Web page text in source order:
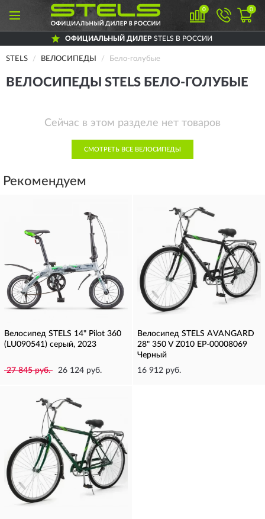
0 0
ОФИЦИАЛЬНЫЙ ДИЛЕР STELS В РОССИИ
STELS ВЕЛОСИПЕДЫ Бело-голубые
ВЕЛОСИПЕДЫ STELS БЕЛО-ГОЛУБЫЕ
Сейчас в этом разделе нет товаров
СМОТРЕТЬ ВСЕ ВЕЛОСИПЕДЫ
Рекомендуем
Велосипед STELS 14" Pilot 360
(LU090541) серый, 2023
27 845 руб. 26 124 руб.
Велосипед STELS AVANGARD
28" 350 V Z010 EP-00008069
Черный
16 912 руб.